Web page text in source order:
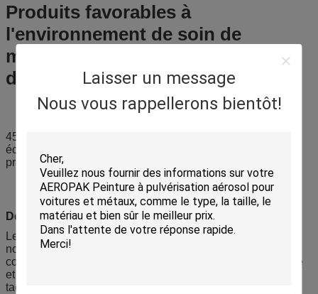
Laisser un message
Nous vous rappellerons bientôt!
Produits favorables à
l'environnement de soin de
ménage naturels pour le carreau
de céramique/meubles
450ml polit vos meubles
éclat lumineux pendant le long temps
protection non collante de silicone
Description :
Le produit peut reconstituer le lustre naturel et propre et un
nouvel aspect, il peut également protéger des surfaces
contre les UV-rayons néfastes et la lumière du soleil directe
et élimine statique. Enlevez effectivement la saleté et les
taches grasses sur l'automobile